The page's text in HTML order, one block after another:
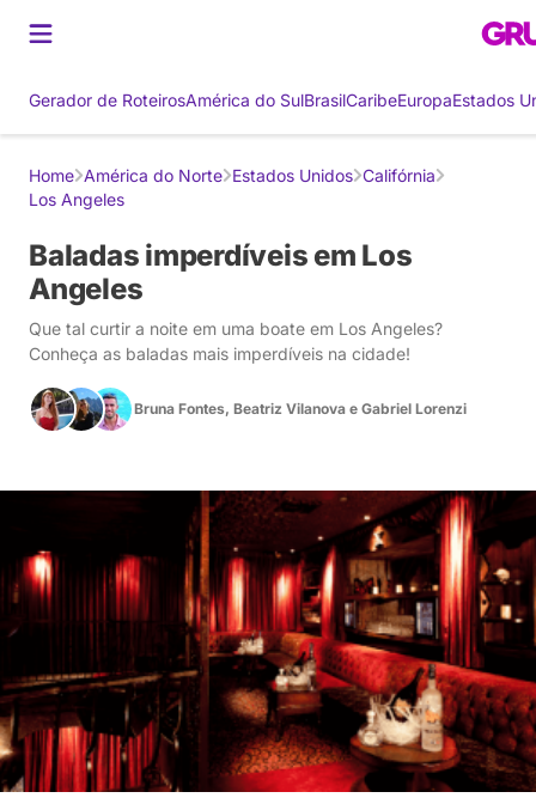
Gerador de RoteirosAmérica do SulBrasilCaribeEuropaEstados
Home América do Norte Estados Unidos Califórnia
Los Angeles
Baladas imperdíveis em Los
Angeles
Que tal curtir a noite em uma boate em Los Angeles?
Conheça as baladas mais imperdíveis na cidade!
Bruna Fontes, Beatriz Vilanova e Gabriel Lorenzi